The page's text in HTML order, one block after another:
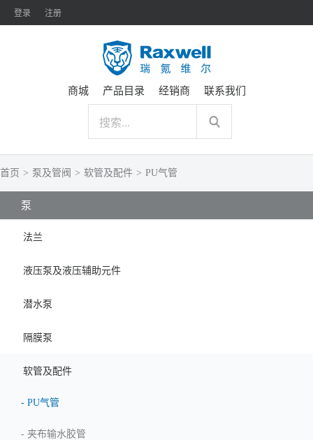
登录 注册
商城 产品目录 经销商 联系我们
首页 > 泵及管阀 > 软管及配件 > PU气管
泵
法兰
液压泵及液压辅助元件
潜水泵
隔膜泵
软管及配件
- PU气管
- 夹布输水胶管